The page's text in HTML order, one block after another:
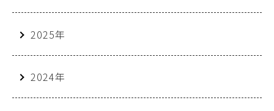
2025年
2024年